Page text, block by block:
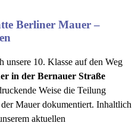
Berliner Mauer –
unsere 10. Klasse auf den Weg
in der Bernauer Straße
Weise die Teilung
Mauer dokumentiert. Inhaltlich
aktuellen